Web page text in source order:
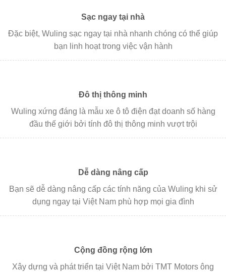
Sạc ngay tại nhà
Đặc biệt, Wuling sạc ngay tại nhà nhanh chóng có thể giúp
bạn linh hoạt trong việc vận hành
Đô thị thông minh
Wuling xứng đáng là mẫu xe ô tô điện đạt doanh số hàng
đầu thế giới bởi tính đô thị thông minh vượt trội
Dễ dàng nâng cấp
Bạn sẽ dễ dàng nâng cấp các tính năng của Wuling khi sử
dụng ngay tại Việt Nam phù hợp mọi gia đình
Cộng đồng rộng lớn
Xây dựng và phát triển tại Việt Nam bởi TMT Motors ông